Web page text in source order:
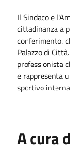
Il Sindaco e
cittadinanza a
conferimento,
Palazzo di
professionista
e rappresenta
sportivo
A cura